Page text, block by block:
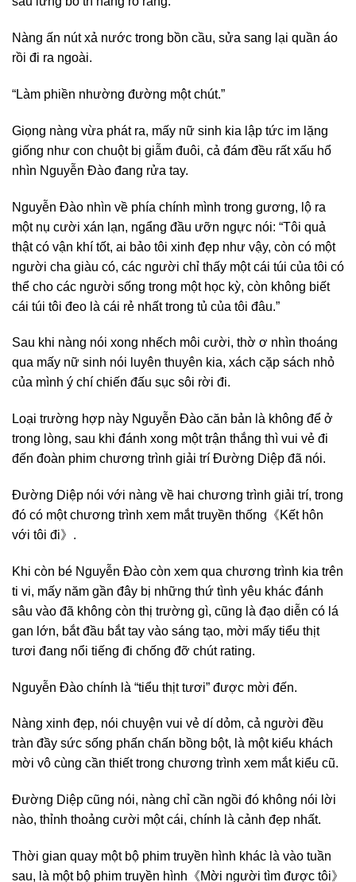
Nàng ấn nút xả nước trong bồn cầu, sửa sang lại quần áo
rồi đi ra ngoài.
“Làm phiền nhường đường một chút.”
Giọng nàng vừa phát ra, mấy nữ sinh kia lập tức im lặng
giống như con chuột bị giẫm đuôi, cả đám đều rất xấu hổ
nhìn Nguyễn Đào đang rửa tay.
Nguyễn Đào nhìn về phía chính mình trong gương, lộ ra
một nụ cười xán lạn, ngẩng đầu ưỡn ngực nói: “Tôi quả
thật có vận khí tốt, ai bảo tôi xinh đẹp như vậy, còn có một
người cha giàu có, các người chỉ thấy một cái túi của tôi có
thể cho các người sống trong một học kỳ, còn không biết
cái túi tôi đeo là cái rẻ nhất trong tủ của tôi đâu.”
Sau khi nàng nói xong nhếch môi cười, thờ ơ nhìn thoáng
qua mấy nữ sinh nói luyên thuyên kia, xách cặp sách nhỏ
của mình ý chí chiến đấu sục sôi rời đi.
Loại trường hợp này Nguyễn Đào căn bản là không để ở
trong lòng, sau khi đánh xong một trận thắng thì vui vẻ đi
đến đoàn phim chương trình giải trí Đường Diệp đã nói.
Đường Diệp nói với nàng về hai chương trình giải trí, trong
đó có một chương trình xem mắt truyền thống《Kết hôn
với tôi đi》.
Khi còn bé Nguyễn Đào còn xem qua chương trình kia trên
ti vi, mấy năm gần đây bị những thứ tình yêu khác đánh
sâu vào đã không còn thị trường gì, cũng là đạo diễn có lá
gan lớn, bắt đầu bắt tay vào sáng tạo, mời mấy tiểu thịt
tươi đang nổi tiếng đi chống đỡ chút rating.
Nguyễn Đào chính là “tiểu thịt tươi” được mời đến.
Nàng xinh đẹp, nói chuyện vui vẻ dí dỏm, cả người đều
tràn đầy sức sống phấn chấn bồng bột, là một kiểu khách
mời vô cùng cần thiết trong chương trình xem mắt kiểu cũ.
Đường Diệp cũng nói, nàng chỉ cần ngồi đó không nói lời
nào, thỉnh thoảng cười một cái, chính là cảnh đẹp nhất.
Thời gian quay một bộ phim truyền hình khác là vào tuần
sau, là một bộ phim truyền hình《Mời người tìm được tôi》